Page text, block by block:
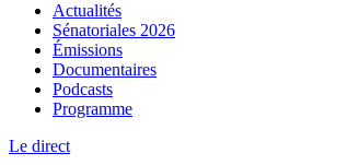
Actualités
Sénatoriales 2026
Émissions
Documentaires
Podcasts
Programme
Le direct